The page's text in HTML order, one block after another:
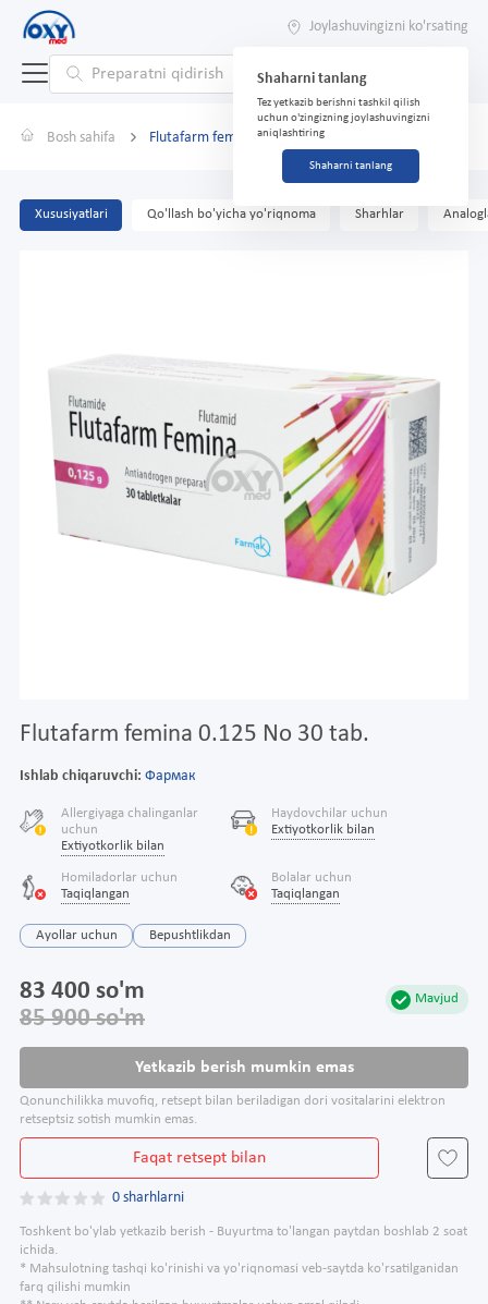
Joylashuvingizni ko'rsating
Shaharni tanlang
Tez yetkazib berishni tashkil qilish
uchun o'zingizning joylashuvingizni
aniqlashtiring
Shaharni tanlang
Bosh sahifa Flutafarm femina 0.125 No 30 tab.
Xususiyatlari Qo'llash bo'yicha yo'riqnoma Sharhlar
Flutafarm femina 0.125 No 30 tab.
Ishlab chiqaruvchi: Фармак
Allergiyaga chalinganlar
uchun
Extiyotkorlik bilan
Haydovchilar uchun
Extiyotkorlik bilan
Homiladorlar uchun
Taqiqlangan
Bolalar uchun
Taqiqlangan
Ayollar uchun Bepushtlikdan
Mavjud
83 400 so'm
85 900 so'm
Yetkazib berish mumkin emas
Qonunchilikka muvofiq, retsept bilan beriladigan dori vositalarini elektron
retseptsiz sotish mumkin emas.
Faqat retsept bilan
0 sharhlarni
Toshkent bo'ylab yetkazib berish - Buyurtma to'langan paytdan boshlab 2 soat
ichida.
* Mahsulotning tashqi ko'rinishi va yo'riqnomasi veb-saytda ko'rsatilganidan
farq qilishi mumkin